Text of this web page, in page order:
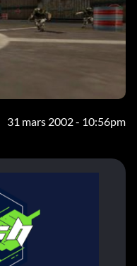
31 mars 2002 - 10:56pm